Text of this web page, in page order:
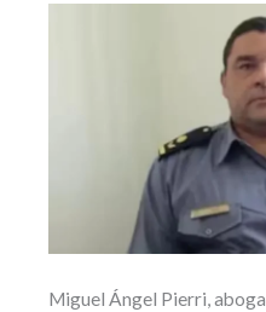
Miguel Ángel Pierri,